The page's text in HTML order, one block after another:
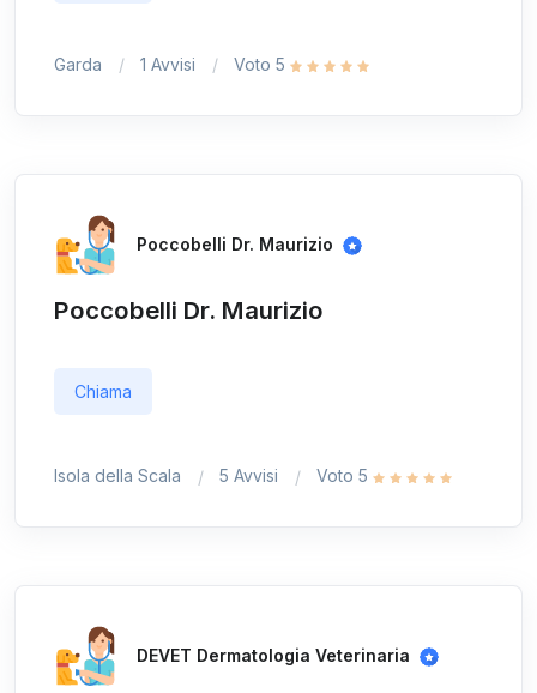
Garda 1 Avvisi Voto 5
Poccobelli Dr. Maurizio
Poccobelli Dr. Maurizio
Chiama
Isola della Scala 5 Avvisi Voto 5
DEVET Dermatologia Veterinaria